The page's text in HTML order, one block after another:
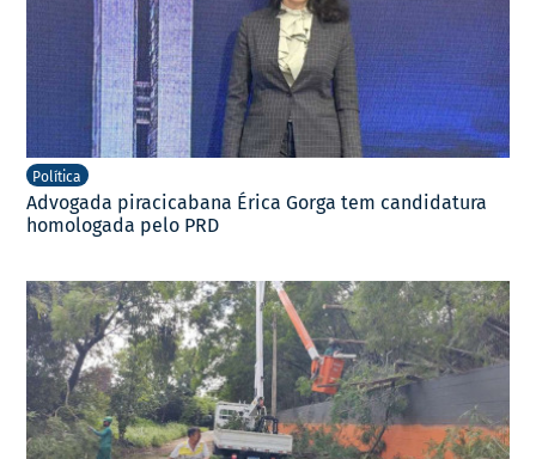
Política
Advogada piracicabana Érica Gorga tem candidatura
homologada pelo PRD